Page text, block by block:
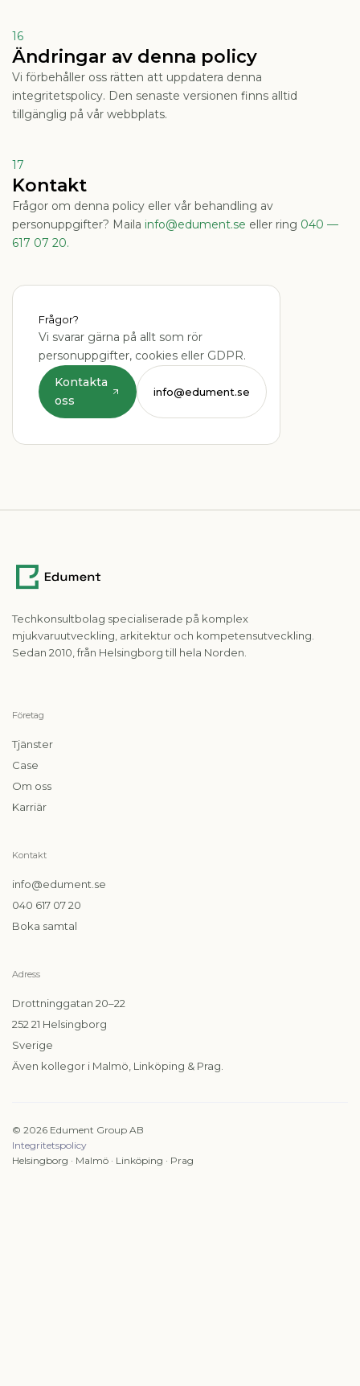
16
Ändringar av denna policy
Vi förbehåller oss rätten att uppdatera denna
integritetspolicy. Den senaste versionen finns alltid
tillgänglig på vår webbplats.
17
Kontakt
Frågor om denna policy eller vår behandling av
personuppgifter? Maila info@edument.se eller ring 040 —
617 07 20.
Frågor?
Vi svarar gärna på allt som rör
personuppgifter, cookies eller GDPR.
Kontakta
oss
info@edument.se
Techkonsultbolag specialiserade på komplex
mjukvaruutveckling, arkitektur och kompetensutveckling.
Sedan 2010, från Helsingborg till hela Norden.
Företag
Tjänster
Case
Om oss
Karriär
Kontakt
info@edument.se
040 617 07 20
Boka samtal
Adress
Drottninggatan 20–22
252 21 Helsingborg
Sverige
Även kollegor i Malmö, Linköping & Prag.
© 2026 Edument Group AB
Integritetspolicy
Helsingborg · Malmö · Linköping · Prag